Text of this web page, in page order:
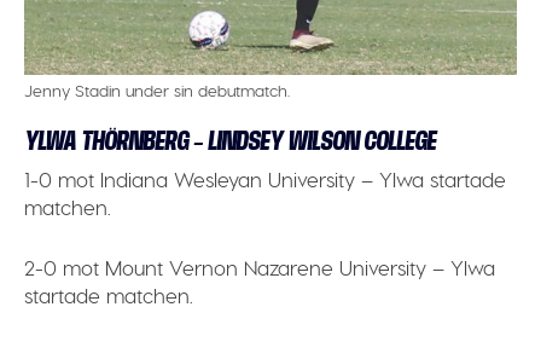
Jenny Stadin under sin debutmatch.
YLWA THÖRNBERG – LINDSEY WILSON COLLEGE
1-0 mot Indiana Wesleyan University – Ylwa startade
matchen.
2-0 mot Mount Vernon Nazarene University – Ylwa
startade matchen.